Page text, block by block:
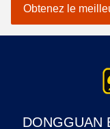
erreurs électrique
voiture
Obtenez le
DONGGUAN